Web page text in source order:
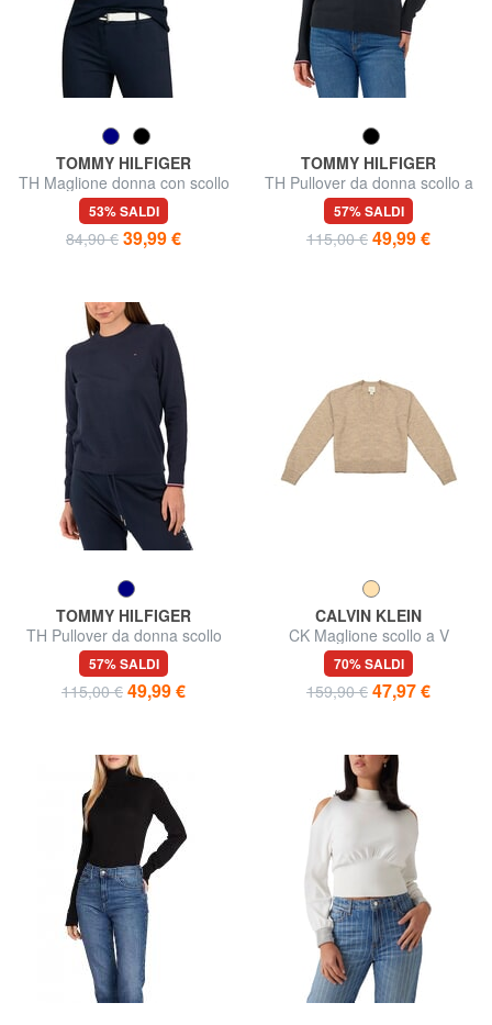
TOMMY HILFIGER
TH Maglione donna con scollo
a V
53% SALDI
84,90 € 39,99 €
TOMMY HILFIGER
TH Pullover da donna scollo a
V
57% SALDI
115,00 € 49,99 €
TOMMY HILFIGER
TH Pullover da donna scollo
tondo
57% SALDI
115,00 € 49,99 €
CALVIN KLEIN
CK Maglione scollo a V
70% SALDI
159,90 € 47,97 €